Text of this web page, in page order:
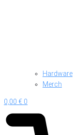
Hardware
Merch
0,00 € 0